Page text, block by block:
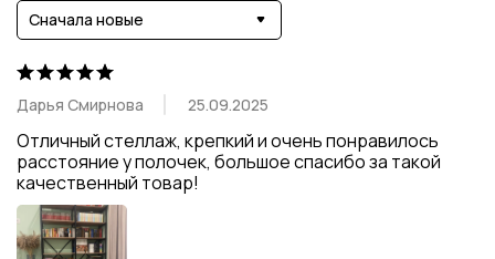
Сначала новые
Дарья Смирнова 25.09.2025
Отличный стеллаж, крепкий и очень понравилось
расстояние у полочек, большое спасибо за такой
качественный товар!